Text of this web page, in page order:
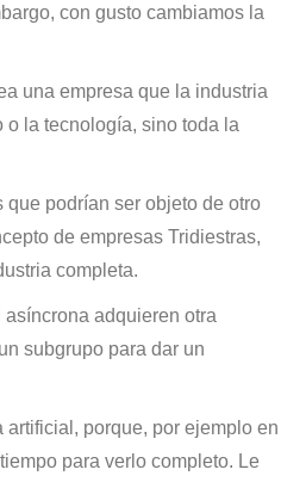
con gusto cambiamos la
una empresa que la industria
la tecnología, sino toda la
podrían ser objeto de otro
de empresas Tridiestras,
completa.
adquieren otra
subgrupo para dar un
porque, por ejemplo en
para verlo completo. Le